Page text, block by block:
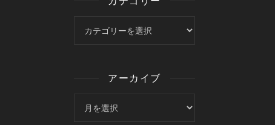
アーカイブ